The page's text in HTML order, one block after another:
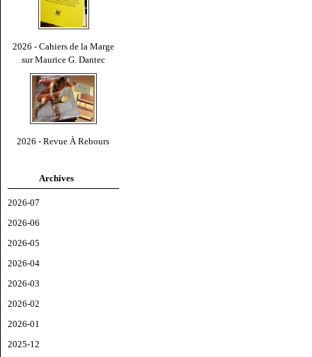
2026 - Cahiers de la Marge
sur Maurice G. Dantec
2026 - Revue À Rebours
Archives
2026-07
2026-06
2026-05
2026-04
2026-03
2026-02
2026-01
2025-12